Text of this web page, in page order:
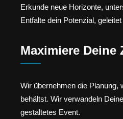
Erkunde neue Horizonte,
Entfalte dein Potenzial,
Maximiere Deine
Wir übernehmen die Planung,
behältst. Wir verwandeln
gestaltetes Event.